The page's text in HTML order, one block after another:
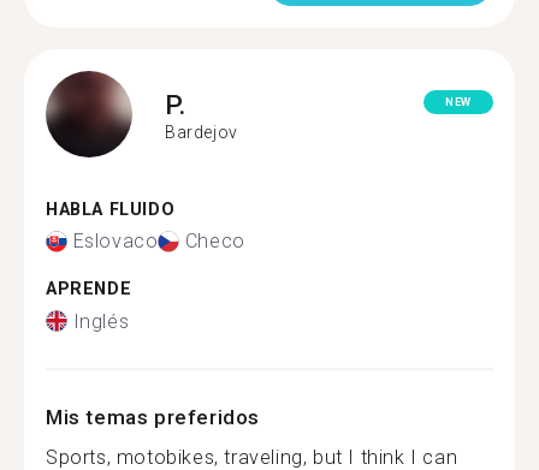
P.
Bardejov
NEW
HABLA FLUIDO
Eslovaco Checo
APRENDE
Inglés
Mis temas preferidos
Sports, motobikes, traveling, but I think I can